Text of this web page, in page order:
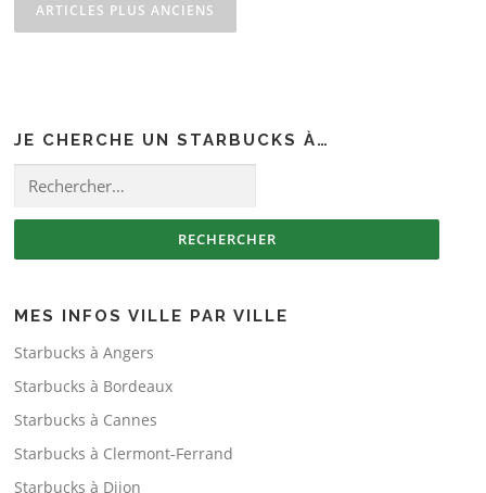
ARTICLES PLUS ANCIENS
JE CHERCHE UN STARBUCKS À…
MES INFOS VILLE PAR VILLE
Starbucks à Angers
Starbucks à Bordeaux
Starbucks à Cannes
Starbucks à Clermont-Ferrand
Starbucks à Dijon